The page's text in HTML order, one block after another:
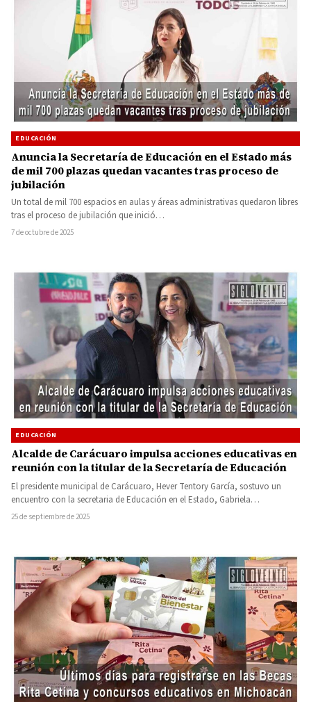
EDUCACIÓN
Anuncia la Secretaría de Educación en el Estado más
de mil 700 plazas quedan vacantes tras proceso de
jubilación
Un total de mil 700 espacios en aulas y áreas administrativas quedaron libres
tras el proceso de jubilación que inició…
7 de octubre de 2025
EDUCACIÓN
Alcalde de Carácuaro impulsa acciones educativas en
reunión con la titular de la Secretaría de Educación
El presidente municipal de Carácuaro, Hever Tentory García, sostuvo un
encuentro con la secretaria de Educación en el Estado, Gabriela…
25 de septiembre de 2025